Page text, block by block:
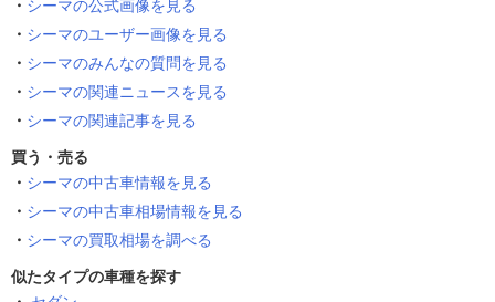
シーマの公式画像を見る
シーマのユーザー画像を見る
シーマのみんなの質問を見る
シーマの関連ニュースを見る
シーマの関連記事を見る
買う・売る
シーマの中古車情報を見る
シーマの中古車相場情報を見る
シーマの買取相場を調べる
似たタイプの車種を探す